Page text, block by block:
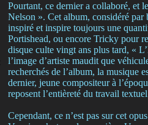
Pourtant, ce dernier a collaboré, et
Nelson ». Cet album, considéré par
inspiré et inspire toujours une
Portishead, ou encore Tricky pour
disque culte vingt ans plus tard, «
l’image d’artiste maudit que
recherchés de l’album, la musique
dernier, jeune compositeur à
reposent l’entièreté du travail
Cependant, ce n’est pas sur cet